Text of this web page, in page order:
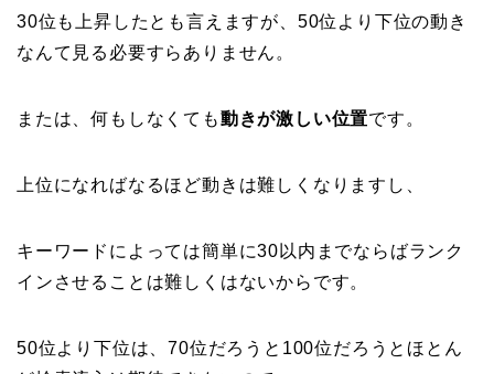
30位も上昇したとも言えますが、50位より下位の動き
なんて見る必要すらありません。
または、何もしなくても動きが激しい位置です。
上位になればなるほど動きは難しくなりますし、
キーワードによっては簡単に30以内までならばランク
インさせることは難しくはないからです。
50位より下位は、70位だろうと100位だろうとほとん